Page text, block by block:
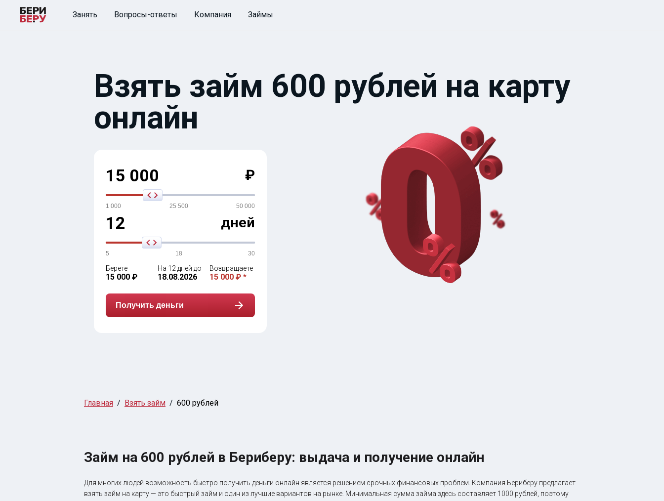
Занять Вопросы-ответы Компания Займы
Взять займ 600 рублей на карту
онлайн
15 000 ₽
1 000 25 500 50 000
12 дней
5 18 30
Берете
15 000 ₽
На 12 дней до
18.08.2026
Возвращаете
15 000 ₽ *
Получить деньги
Главная Взять займ 600 рублей
Займ на 600 рублей в Бериберу: выдача и получение онлайн
Для многих людей возможность быстро получить деньги онлайн является решением срочных финансовых проблем. Компания Бериберу предлагает
взять займ на карту — это быстрый займ и один из лучшие вариантов на рынке. Минимальная сумма займа здесь составляет 1000 рублей, поэтому